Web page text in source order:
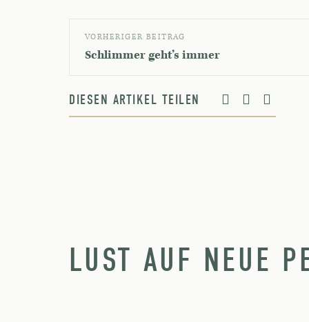
VORHERIGER BEITRAG
Schlimmer geht’s immer
DIESEN ARTIKEL TEILEN
LUST AUF NEUE